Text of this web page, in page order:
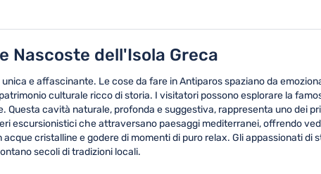
Nascoste dell'Isola Greca
e affascinante. Le cose da fare in Antiparos spaziano da
culturale ricco di storia. I visitatori possono esplorare la
cavità naturale, profonda e suggestiva, rappresenta uno dei
escursionistici che attraversano paesaggi mediterranei, offrendo
cristalline e godere di momenti di puro relax. Gli appassionati di
secoli di tradizioni locali.